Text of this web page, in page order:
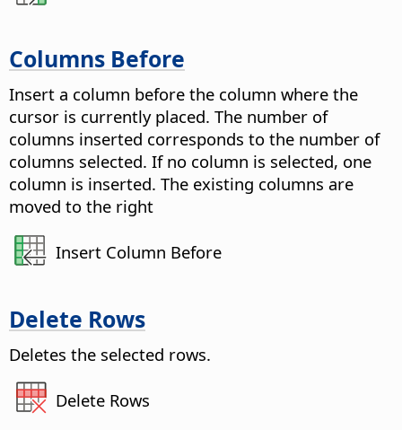
Columns Before
Insert a column before the column where the
cursor is currently placed. The number of
columns inserted corresponds to the number of
columns selected. If no column is selected, one
column is inserted. The existing columns are
moved to the right
Insert Column Before
Delete Rows
Deletes the selected rows.
Delete Rows